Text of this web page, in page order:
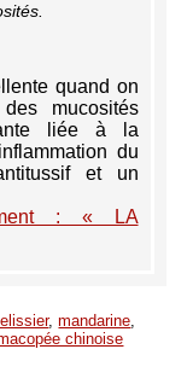
quand on
mucosités
liée à la
du
et un
: « LA
,mandarine,
chinoise